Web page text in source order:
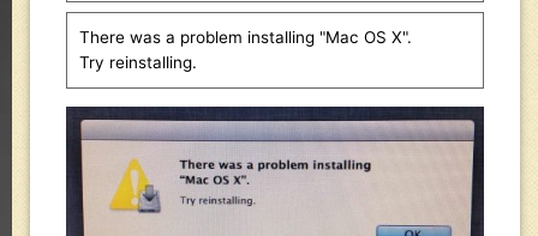
There was a problem installing "Mac OS X".
Try reinstalling.